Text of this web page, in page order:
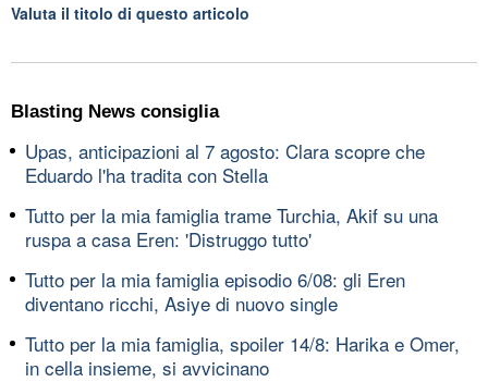
Valuta il titolo di questo articolo
Blasting News consiglia
Upas, anticipazioni al 7 agosto: Clara scopre che
Eduardo l'ha tradita con Stella
Tutto per la mia famiglia trame Turchia, Akif su una
ruspa a casa Eren: 'Distruggo tutto'
Tutto per la mia famiglia episodio 6/08: gli Eren
diventano ricchi, Asiye di nuovo single
Tutto per la mia famiglia, spoiler 14/8: Harika e Omer,
in cella insieme, si avvicinano